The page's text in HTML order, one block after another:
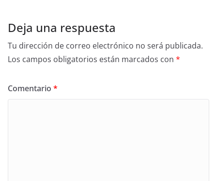
Deja una respuesta
Tu dirección de correo electrónico no será publicada.
Los campos obligatorios están marcados con *
Comentario *